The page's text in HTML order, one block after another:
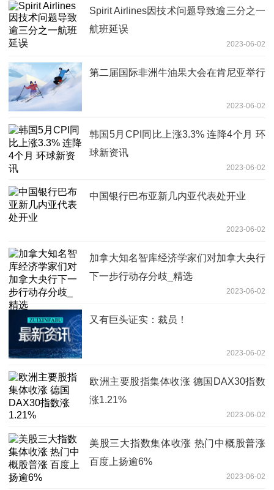
Spirit Airlines因技术问题导致逾三分之一
航班延误
2023-06-02
第二届国际非洲牛油果大会在肯尼亚举行
2023-06-02
韩国5月CPI同比上涨3.3% 连降4个月 环
球新资讯
2023-06-02
中国银行巴布亚新几内亚代表处开业
2023-06-02
加拿大知名智库经济学家们对加拿大央行
下一步行动存分歧_精选
2023-06-02
又有巨头证实：裁员！
2023-06-02
欧洲主要股指集体收涨 德国DAX30指数
涨1.21%
2023-06-02
美股三大指数集体收涨 热门中概股普涨
百度上扬逾6%
2023-06-02